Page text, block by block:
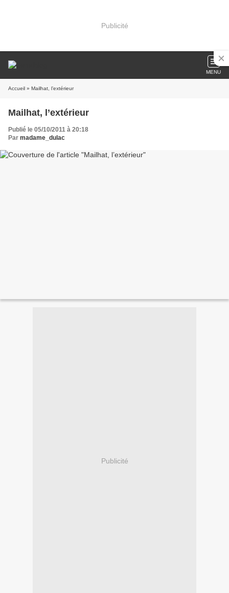
Publicité
MENU
Accueil » Mailhat, l’extérieur
Mailhat, l’extérieur
Publié le 05/10/2011 à 20:18
Par madame_dulac
Publicité